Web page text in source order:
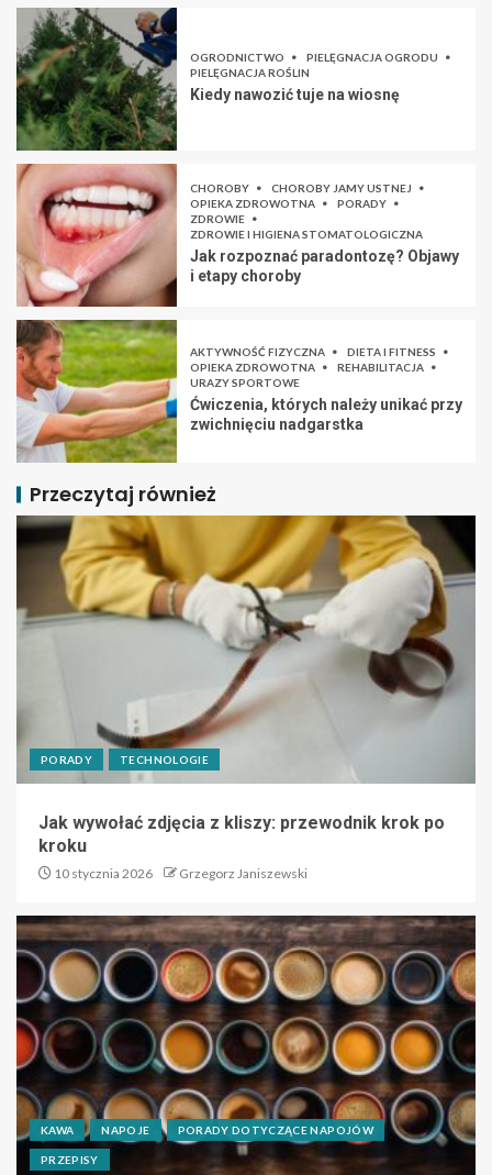
OGRODNICTWO
PIELĘGNACJA OGRODU
PIELĘGNACJA ROŚLIN
Kiedy nawozić tuje na wiosnę
CHOROBY
CHOROBY JAMY USTNEJ
OPIEKA ZDROWOTNA
PORADY
ZDROWIE
ZDROWIE I HIGIENA STOMATOLOGICZNA
Jak rozpoznać paradontozę? Objawy
i etapy choroby
AKTYWNOŚĆ FIZYCZNA
DIETA I FITNESS
OPIEKA ZDROWOTNA
REHABILITACJA
URAZY SPORTOWE
Ćwiczenia, których należy unikać przy
zwichnięciu nadgarstka
Przeczytaj również
PORADY TECHNOLOGIE
Jak wywołać zdjęcia z kliszy: przewodnik krok po
kroku
10 stycznia 2026 Grzegorz Janiszewski
KAWA NAPOJE PORADY DOTYCZĄCE NAPOJÓW
PRZEPISY